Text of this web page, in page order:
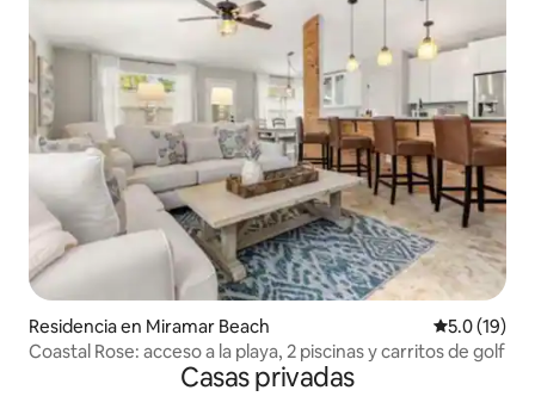
Residencia en Miramar Beach Calificación
5.0 (19)
Coastal Rose: acceso a la playa, 2 piscinas y carritos de golf
Casas privadas